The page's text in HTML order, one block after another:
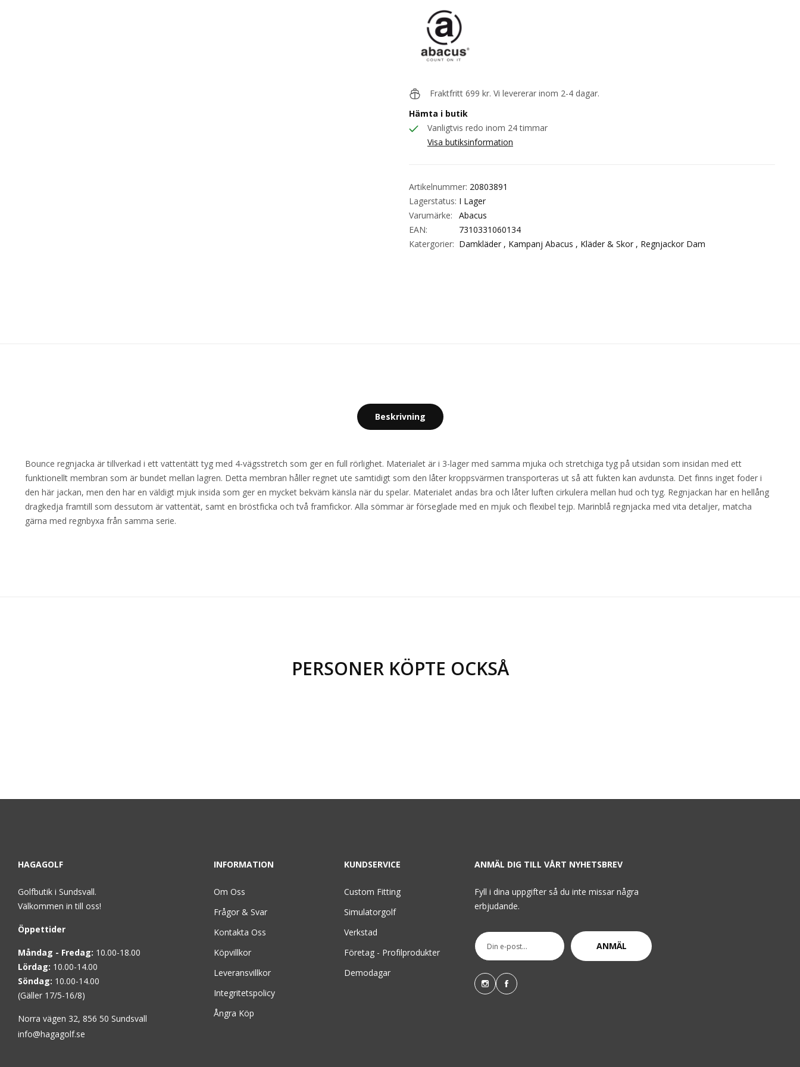
Fraktfritt 699 kr. Vi levererar inom 2-4 dagar.
Hämta i butik
Vanligtvis redo inom 24 timmar
Visa butiksinformation
Artikelnummer: 20803891
Lagerstatus: I Lager
Varumärke:
Abacus
EAN:
7310331060134
Katergorier: Damkläder , Kampanj Abacus , Kläder & Skor , Regnjackor Dam
Beskrivning
Bounce regnjacka är tillverkad i ett vattentätt tyg med 4-vägsstretch som ger en full rörlighet. Materialet är i 3-lager med samma mjuka och stretchiga tyg på utsidan som insidan med ett
funktionellt membran som är bundet mellan lagren. Detta membran håller regnet ute samtidigt som den låter kroppsvärmen transporteras ut så att fukten kan avdunsta. Det finns inget foder i
den här jackan, men den har en väldigt mjuk insida som ger en mycket bekväm känsla när du spelar. Materialet andas bra och låter luften cirkulera mellan hud och tyg. Regnjackan har en hellång
dragkedja framtill som dessutom är vattentät, samt en bröstficka och två framfickor. Alla sömmar är förseglade med en mjuk och flexibel tejp. Marinblå regnjacka med vita detaljer, matcha
gärna med regnbyxa från samma serie.
PERSONER KÖPTE OCKSÅ
HAGAGOLF
Golfbutik i Sundsvall.
Välkommen in till oss!
Öppettider
Måndag - Fredag: 10.00-18.00
Lördag: 10.00-14.00
Söndag: 10.00-14.00
(Gäller 17/5-16/8)
Norra vägen 32, 856 50 Sundsvall
info@hagagolf.se
INFORMATION
Om Oss
Frågor & Svar
Kontakta Oss
Köpvillkor
Leveransvillkor
Integritetspolicy
Ångra Köp
KUNDSERVICE
Custom Fitting
Simulatorgolf
Verkstad
Företag - Profilprodukter
Demodagar
ANMÄL DIG TILL VÅRT NYHETSBREV
Fyll i dina uppgifter så du inte missar några
erbjudande.
ANMÄL